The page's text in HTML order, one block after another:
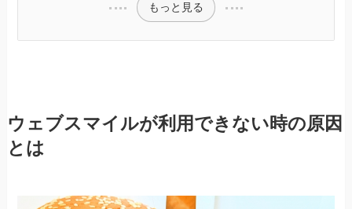
もっと見る
ウェブスマイルが利用できない時の原因
とは